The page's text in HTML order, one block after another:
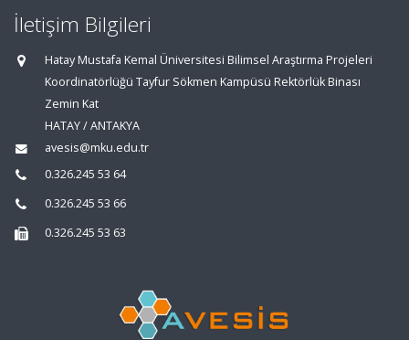
İletişim Bilgileri
Hatay Mustafa Kemal Üniversitesi Bilimsel Araştırma Projeleri
Koordinatörlüğü Tayfur Sökmen Kampüsü Rektörlük Binası
Zemin Kat
HATAY / ANTAKYA
avesis@mku.edu.tr
0.326.245 53 64
0.326.245 53 66
0.326.245 53 63